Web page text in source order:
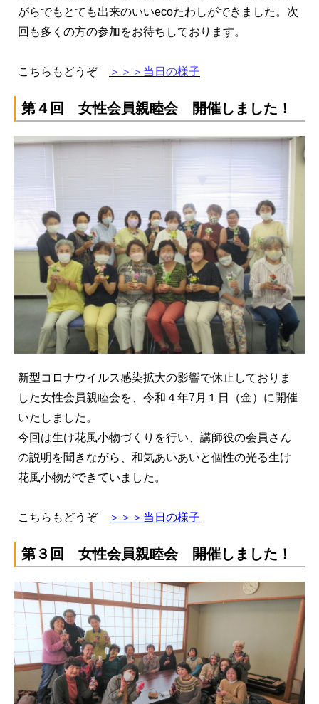
がらでもとても出来のいいecoたわしができました。次
回も多くの方の参加をお待ちしております。
こちらもどうぞ ＞＞＞当日の様子
第４回 女性会員親睦会 開催しました！
新型コロナウイルス感染拡大の影響で休止しておりま
した女性会員親睦会を、令和４年7月１日（金）に開催
いたしました。
今回は生け花風小物づくりを行い、講師役の会員さん
の説明を聞きながら、和気あいあいと個性の光る生け
花風小物ができていました。
こちらもどうぞ ＞＞＞当日の様子
第３回 女性会員親睦会 開催しました！